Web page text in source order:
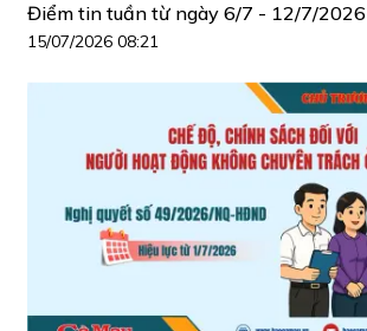
Điểm tin tuần từ ngày 6/7 - 12/7/2026
15/07/2026 08:21